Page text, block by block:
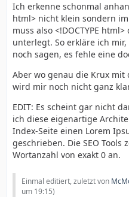
Ich erkenne schonmal
html> nicht klein sondern
muss also <!DOCTYPE
unterlegt. So erkläre ich
noch sagen, es fehle eine
Aber wo genau die Krux
wird mir noch nicht ganz
EDIT: Es scheint gar nicht
ich diese eigenartige
Index-Seite einen Lorem
geschrieben. Die SEO Tools
Wortanzahl von exakt 0 an.
Einmal editiert, zuletzt von
um 19:15)